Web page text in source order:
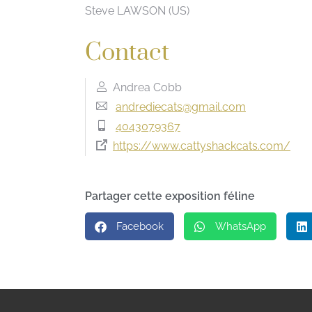
Steve LAWSON (US)
Contact
Andrea Cobb
andrediecats@gmail.com
4043079367
https://www.cattyshackcats.com/
Partager cette exposition féline
Facebook WhatsApp